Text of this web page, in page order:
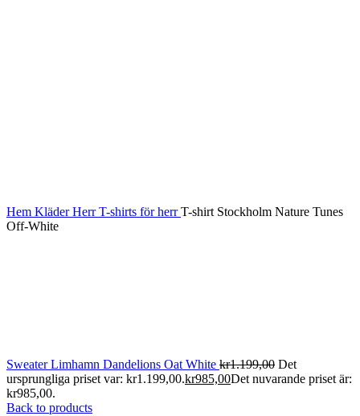
Hem KläderHerrT-shirts för herrT-shirt Stockholm Nature Tunes
Off-White
Sweater Limhamn Dandelions Oat White kr1.199,00 Det
ursprungliga priset var: kr1.199,00.kr985,00Det nuvarande priset är:
kr985,00.
Back to products